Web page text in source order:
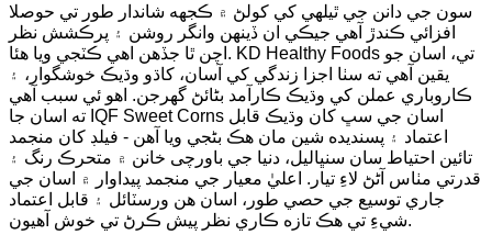
سون جي دانن جي ٿيلهي کي کولڻ ۾ ڪجهه شاندار طور تي حوصلا
افزائي ڪندڙ آهي جيڪي ان ڏينهن وانگر روشن ۽ پرڪشش نظر
اچن ٿا جڏهن اهي ڪٽجي ويا هئا. KD Healthy Foods تي، اسان جو
يقين آهي ته سٺا اجزا زندگي کي آسان، کاڌو وڌيڪ خوشگوار، ۽
ڪاروباري عملن کي وڌيڪ ڪارآمد بڻائڻ گهرجن. اهو ئي سبب آهي
ته اسان جا IQF Sweet Corns اسان جي سڀ کان وڌيڪ قابل
اعتماد ۽ پسنديده شين مان هڪ بڻجي ويا آهن - فيلڊ کان منجمد
تائين احتياط سان سنڀاليل، دنيا جي باورچی خانن ۾ متحرڪ رنگ ۽
قدرتي مٺاس آڻڻ لاءِ تيار. اعليٰ معيار جي منجمد پيداوار ۾ اسان جي
جاري توسيع جي حصي طور، اسان هن ورسٽائل ۽ قابل اعتماد
شيءِ تي هڪ تازه ڪاري نظر پيش ڪرڻ تي خوش آهيون.